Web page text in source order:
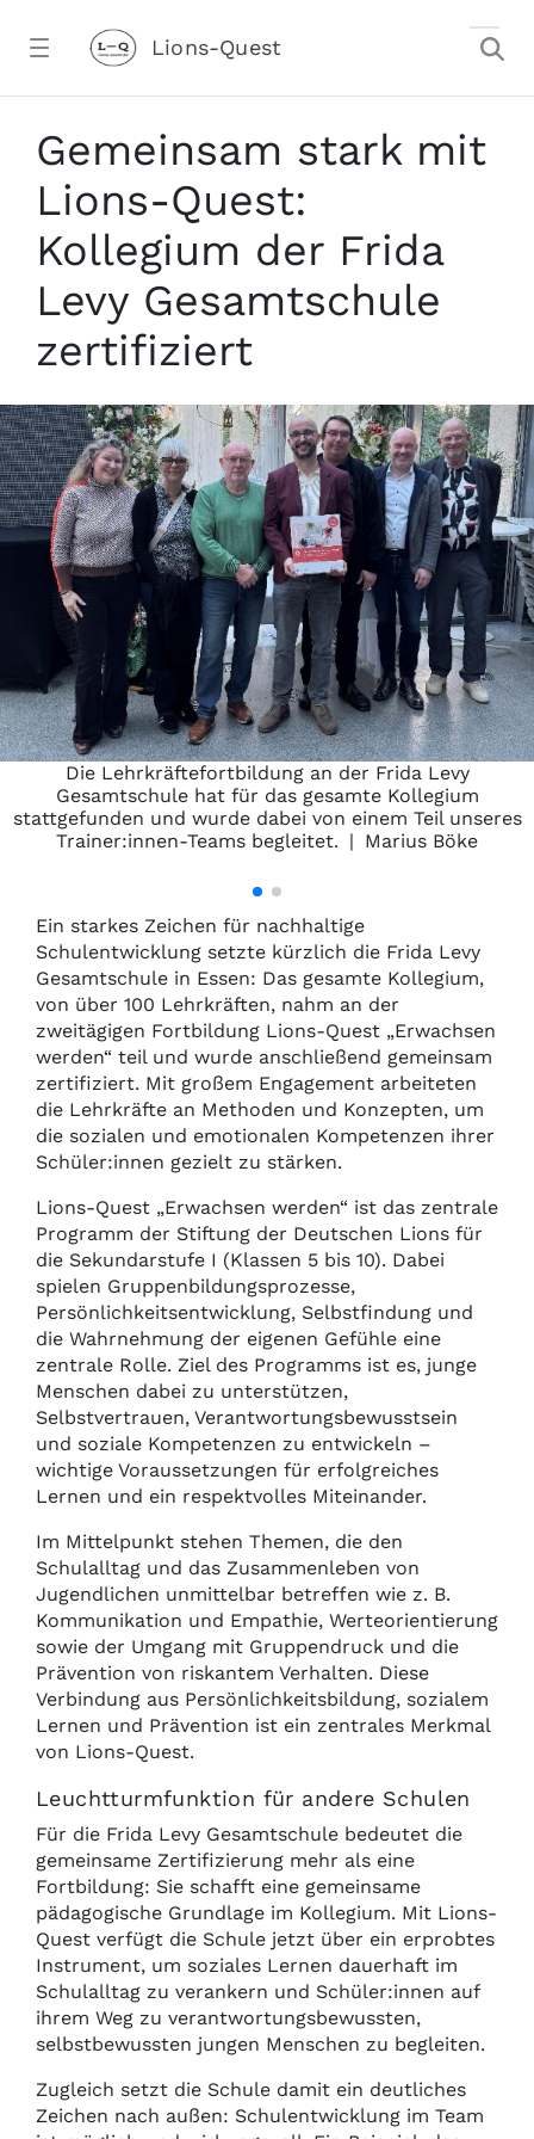
Lions-Quest
Gemeinsam stark mit
Lions-Quest:
Kollegium der Frida
Levy Gesamtschule
zertifiziert
Die Lehrkräftefortbildung an der Frida Levy
Gesamtschule hat für das gesamte Kollegium
stattgefunden und wurde dabei von einem Teil unseres
Trainer:innen-Teams begleitet. | Marius Böke
Ein starkes Zeichen für nachhaltige
Schulentwicklung setzte kürzlich die Frida Levy
Gesamtschule in Essen: Das gesamte Kollegium,
von über 100 Lehrkräften, nahm an der
zweitägigen Fortbildung Lions-Quest „Erwachsen
werden“ teil und wurde anschließend gemeinsam
zertifiziert. Mit großem Engagement arbeiteten
die Lehrkräfte an Methoden und Konzepten, um
die sozialen und emotionalen Kompetenzen ihrer
Schüler:innen gezielt zu stärken.
Lions-Quest „Erwachsen werden“ ist das zentrale
Programm der Stiftung der Deutschen Lions für
die Sekundarstufe I (Klassen 5 bis 10). Dabei
spielen Gruppenbildungsprozesse,
Persönlichkeitsentwicklung, Selbstfindung und
die Wahrnehmung der eigenen Gefühle eine
zentrale Rolle. Ziel des Programms ist es, junge
Menschen dabei zu unterstützen,
Selbstvertrauen, Verantwortungsbewusstsein
und soziale Kompetenzen zu entwickeln –
wichtige Voraussetzungen für erfolgreiches
Lernen und ein respektvolles Miteinander.
Im Mittelpunkt stehen Themen, die den
Schulalltag und das Zusammenleben von
Jugendlichen unmittelbar betreffen wie z. B.
Kommunikation und Empathie, Werteorientierung
sowie der Umgang mit Gruppendruck und die
Prävention von riskantem Verhalten. Diese
Verbindung aus Persönlichkeitsbildung, sozialem
Lernen und Prävention ist ein zentrales Merkmal
von Lions-Quest.
Leuchtturmfunktion für andere Schulen
Für die Frida Levy Gesamtschule bedeutet die
gemeinsame Zertifizierung mehr als eine
Fortbildung: Sie schafft eine gemeinsame
pädagogische Grundlage im Kollegium. Mit Lions-
Quest verfügt die Schule jetzt über ein erprobtes
Instrument, um soziales Lernen dauerhaft im
Schulalltag zu verankern und Schüler:innen auf
ihrem Weg zu verantwortungsbewussten,
selbstbewussten jungen Menschen zu begleiten.
Zugleich setzt die Schule damit ein deutliches
Zeichen nach außen: Schulentwicklung im Team